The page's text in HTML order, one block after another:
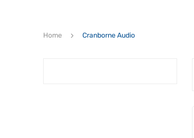
Home Cranborne Audio